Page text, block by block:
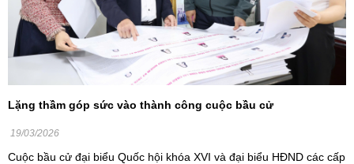
Lặng thầm góp sức vào thành công cuộc bầu cử
19/03/2026
Cuộc bầu cử đại biểu Quốc hội khóa XVI và đại biểu HĐND các cấp